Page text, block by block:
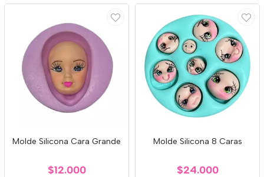
Molde Silicona Cara Grande
$12.000
Molde Silicona 8 Caras
$24.000